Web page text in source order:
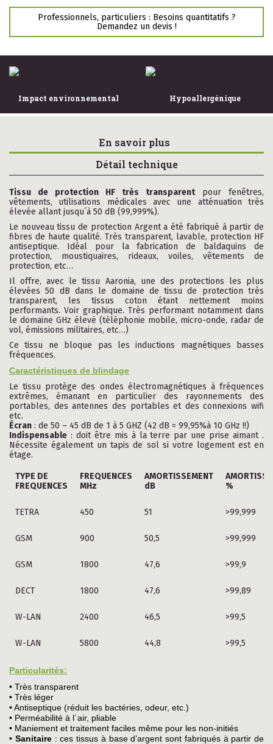
Professionnels, particuliers : Besoins quantitatifs ?
Demandez un devis !
Impact environnemental Hypoallergénique
En savoir plus
Détail technique
Tissu de protection HF très transparentpour fenêtres,
vêtements, utilisations médicales avec une atténuation très
élevée allant jusqu´à 50 dB (99,999%).
Le nouveau tissu de protection Argent a été fabriqué à partir de
fibres de haute qualité. Très transparent, lavable, protection HF
antiseptique. Idéal pour la fabrication de baldaquins de
protection, moustiquaires, rideaux, voiles, vêtements de
protection, etc…
Il offre, avec le tissu Aaronia, une des protections les plus
élevées 50 dB dans le domaine de tissu de protection très
transparent, les tissus coton étant nettement moins
performants. Voir graphique. Très performant notamment dans
le domaine GHz élevé (téléphonie mobile, micro-onde, radar de
vol, émissions militaires, etc…)
Ce tissu ne bloque pas les inductions magnétiques basses
fréquences.
Caractéristiques de blindage
Le tissu protège des ondes électromagnétiques à fréquences
extrêmes, émanant en particulier des rayonnements des
portables, des antennes des portables et des connexions wifi
etc.
Écran : de 50 – 45 dB de 1 à 5 GHZ (42 dB = 99,95%à 10 GHz !!)
Indispensable : doit être mis à la terre par une prise aimant .
Nécessite également un tapis de sol si votre logement est en
étage.
TYPE DE
FREQUENCES
FREQUENCES
MHz
AMORTISSEMENT
dB
%
TETRA 450 51 >99,999
GSM 900 50,5 >99,999
GSM 1800 47,6 >99,9
DECT 1800 47,6 >99,89
W-LAN 2400 46,5 >99,5
W-LAN 5800 44,8 >99,5
Particularités:
• Très transparent
• Très léger
• Antiseptique (réduit les bactéries, odeur, etc.)
• Perméabilité à l´air, pliable
• Maniement et traitement faciles même pour les non-initiés
• Sanitaire: ces tissus à base d’argent sont fabriqués à partir de